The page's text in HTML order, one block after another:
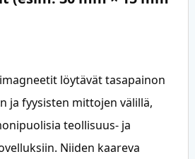
löytävät tasapainon
ja fyysisten mittojen välillä,
teollisuus- ja
Niiden kaareva